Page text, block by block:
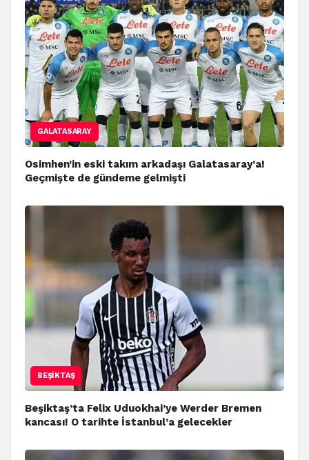
GALATASARAY
Osimhen’in eski takım arkadaşı Galatasaray’a!
Geçmişte de gündeme gelmişti
BEŞIKTAŞ
Beşiktaş’ta Felix Uduokhai’ye Werder Bremen
kancası! O tarihte İstanbul’a gelecekler